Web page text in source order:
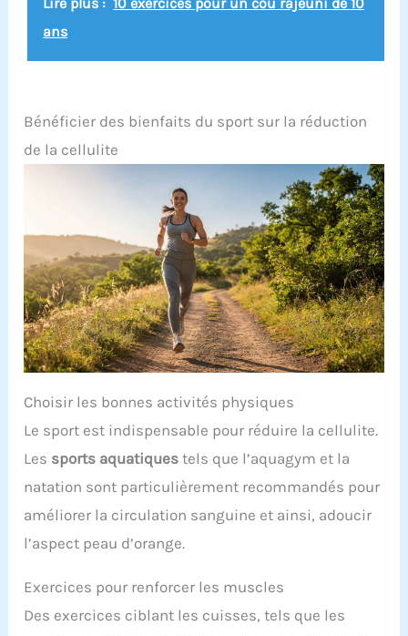
cellulite vous permet de couvrir presque
avec de l'huile de massage】L'outil de massage de
humide avec de l'huile de massage ou de la
apparaissent dans les zones traitées, et elles
disparaissent en quelques jours. Le dissolvant de
cellulite n'est pas recommandé en cas de
capillaires fragiles
Lire plus : 10 exercices pour un cou rajeuni de 10
ans
Bénéficier des bienfaits du sport sur la réduction
de la cellulite
Choisir les bonnes activités physiques
Le sport est indispensable pour réduire la cellulite.
Les sports aquatiques tels que l’aquagym et la
natation sont particulièrement recommandés pour
améliorer la circulation sanguine et ainsi, adoucir
l’aspect peau d’orange.
Exercices pour renforcer les muscles
Des exercices ciblant les cuisses, tels que les